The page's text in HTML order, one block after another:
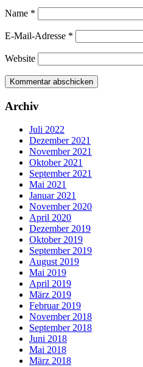
Name *
E-Mail-Adresse *
Website
Archiv
Juli 2022
Dezember 2021
November 2021
Oktober 2021
September 2021
Mai 2021
Januar 2021
November 2020
April 2020
Dezember 2019
Oktober 2019
September 2019
August 2019
Mai 2019
April 2019
März 2019
Februar 2019
November 2018
September 2018
Juni 2018
Mai 2018
März 2018